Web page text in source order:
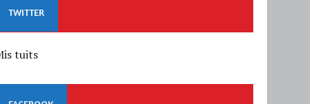
TWITTER
tuits